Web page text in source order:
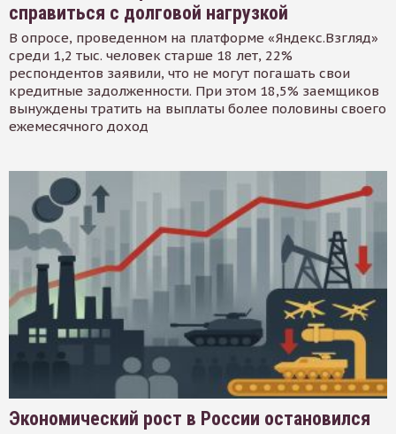
справиться с долговой нагрузкой
В опросе, проведенном на платформе «Яндекс.Взгляд»
среди 1,2 тыс. человек старше 18 лет, 22%
респондентов заявили, что не могут погашать свои
кредитные задолженности. При этом 18,5% заемщиков
вынуждены тратить на выплаты более половины своего
ежемесячного доход
Экономический рост в России остановился